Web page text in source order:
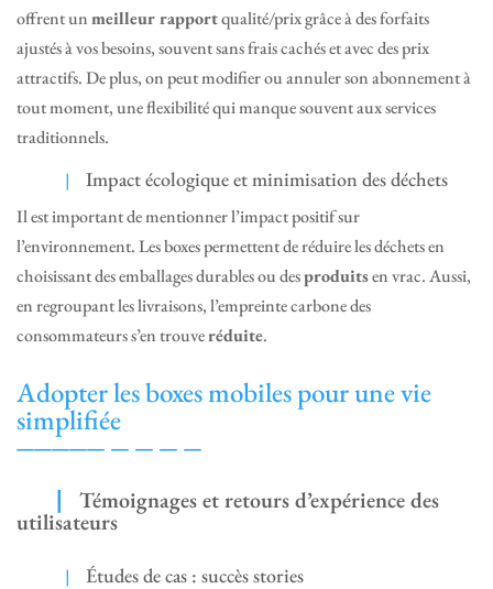
offrent unmeilleur rapportqualité/prix grâce à des forfaits
ajustés à vos besoins, souvent sans frais cachés et avec des prix
attractifs. De plus, on peut modifier ou annuler son abonnement à
tout moment, une flexibilité qui manque souvent aux services
traditionnels.
Impact écologique et minimisation des déchets
Il est important de mentionner l’impact positif sur
l’environnement. Les boxes permettent de réduire les déchets en
choisissant des emballages durables ou desproduitsen vrac. Aussi,
en regroupant les livraisons, l’empreinte carbone des
consommateurs s’en trouveréduite.
Adopter les boxes mobiles pour une vie
simplifiée
Témoignages et retours d’expérience des
utilisateurs
Études de cas : succès stories